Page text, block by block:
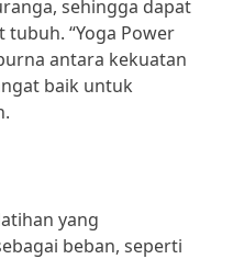
sehingga dapat
“Yoga Power
antara kekuatan
baik untuk
yang
beban, seperti